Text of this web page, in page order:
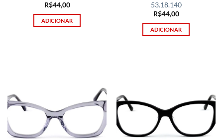
R$44,00
ADICIONAR
53.18.140
R$44,00
ADICIONAR